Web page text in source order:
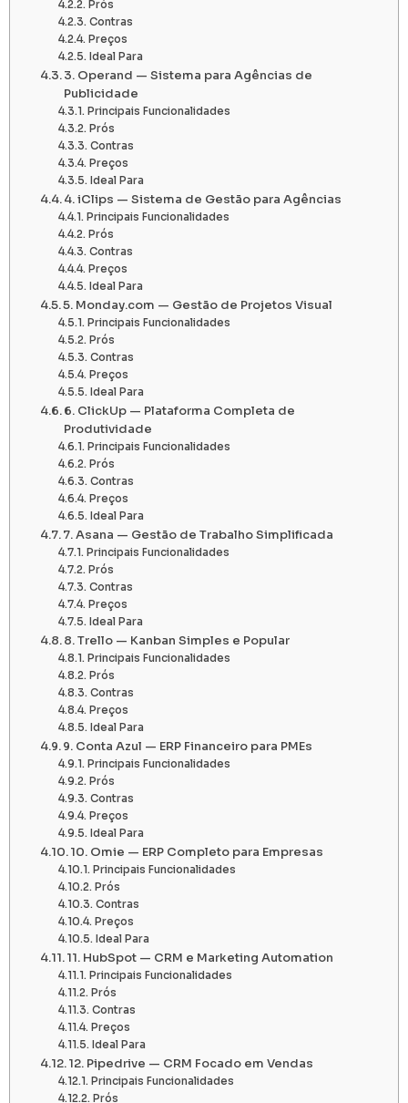
Prós
Contras
Preços
Ideal Para
3. Operand — Sistema para Agências de
Publicidade
Principais Funcionalidades
Prós
Contras
Preços
Ideal Para
4. iClips — Sistema de Gestão para Agências
Principais Funcionalidades
Prós
Contras
Preços
Ideal Para
5. Monday.com — Gestão de Projetos Visual
Principais Funcionalidades
Prós
Contras
Preços
Ideal Para
6. ClickUp — Plataforma Completa de
Produtividade
Principais Funcionalidades
Prós
Contras
Preços
Ideal Para
7. Asana — Gestão de Trabalho Simplificada
Principais Funcionalidades
Prós
Contras
Preços
Ideal Para
8. Trello — Kanban Simples e Popular
Principais Funcionalidades
Prós
Contras
Preços
Ideal Para
9. Conta Azul — ERP Financeiro para PMEs
Principais Funcionalidades
Prós
Contras
Preços
Ideal Para
10. Omie — ERP Completo para Empresas
Principais Funcionalidades
Prós
Contras
Preços
Ideal Para
11. HubSpot — CRM e Marketing Automation
Principais Funcionalidades
Prós
Contras
Preços
Ideal Para
12. Pipedrive — CRM Focado em Vendas
Principais Funcionalidades
Prós